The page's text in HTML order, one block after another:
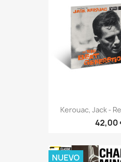
Kerouac, Jack -
42,00
NUEVO